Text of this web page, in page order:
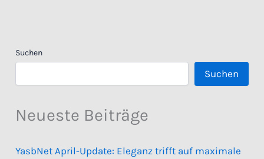
Suchen
Suchen
Neueste Beiträge
YasbNet April-Update: Eleganz trifft auf maximale